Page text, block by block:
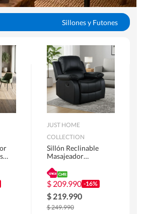
Sillones y Futones
PC
Racks y Muebles TV
JUST HOME
COLLECTION
Sillón Reclinable
Masajeador
Atlanta 91x101x94
cm Negro
$ 209.990 -16%
$ 219.990
$249.990